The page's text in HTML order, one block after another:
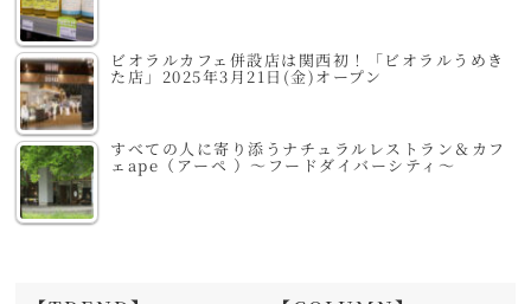
ビオラルカフェ併設店は関西初！「ビオラルうめき
た店」2025年3月21日(金)オープン
すべての人に寄り添うナチュラルレストラン＆カフ
ェape（アーペ ）～フードダイバーシティ～